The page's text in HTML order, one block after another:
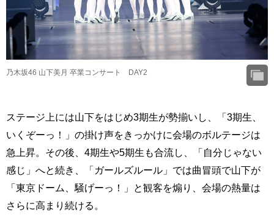
乃木坂46 山下美月 卒業コンサート DAY2
ステージ上には山下をはじめ3期生が勢揃いし、「3期生、
いくぞーっ！」の掛け声をきっかけに会場のボルテージは
急上昇。その後、4期生や5期生も合流し、「自分じゃない
感じ」へと続き、「ガールズルール」では曲冒頭で山下が
「東京ドーム、騒げーっ！」と観客を煽り、会場の熱量は
さらに高まり続ける。